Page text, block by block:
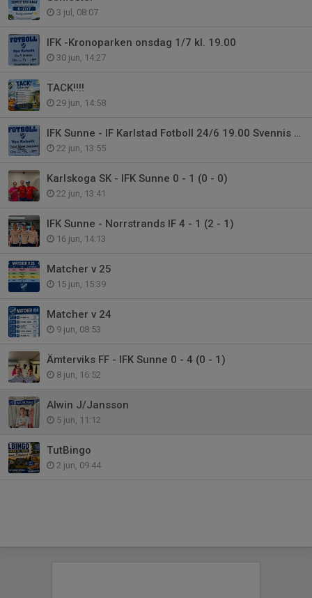
3 jul, 08:07
IFK -Kronoparken onsdag 1/7 kl. 19.00
30 jun, 14:27
TACK!!!!
29 jun, 14:58
IFK Sunne - IF Karlstad Fotboll 24/6 19.00 Svennis Pokal
22 jun, 13:55
Karlskoga SK - IFK Sunne 0 - 1 (0 - 0)
22 jun, 13:41
IFK Sunne - Norrstrands IF 4 - 1 (2 - 1)
16 jun, 14:13
Matcher v 25
15 jun, 15:39
Matcher v 24
9 jun, 08:53
Ämterviks FF - IFK Sunne 0 - 4 (0 - 1)
8 jun, 16:52
Alwin J/Jansson
5 jun, 11:12
TutBingo
2 jun, 09:44